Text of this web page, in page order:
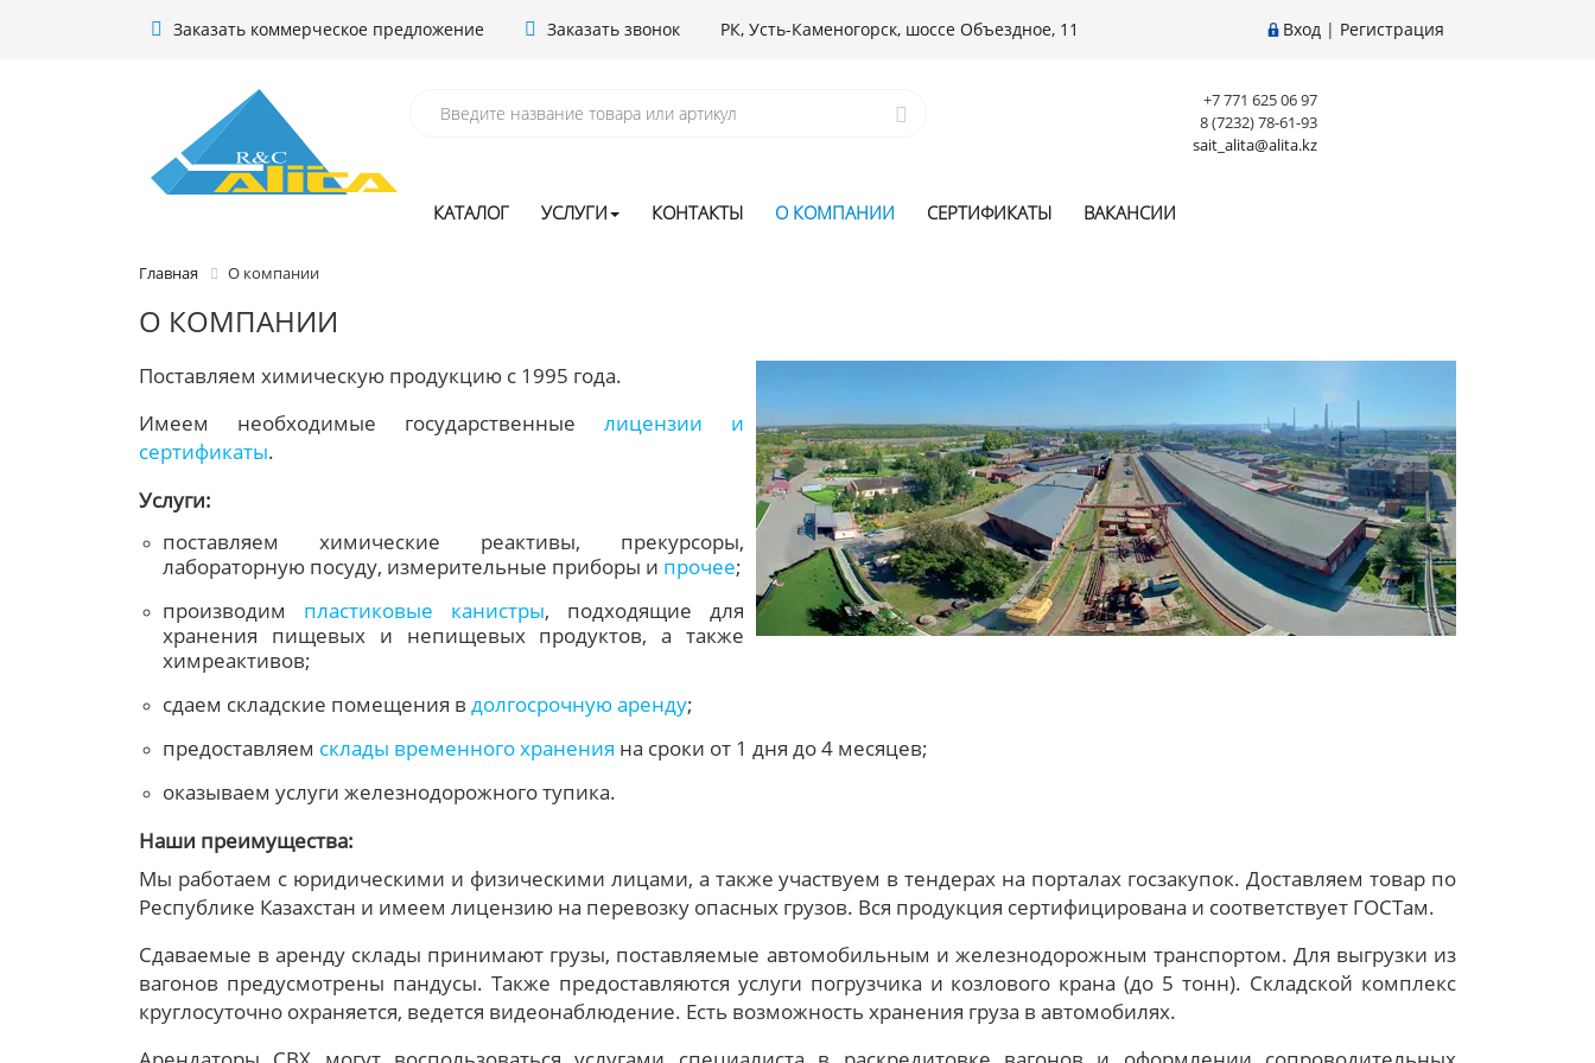
Заказать коммерческое предложение Заказать звонок РК, Усть-Каменогорск, шоссе Объездное, 11 Вход | Регистрация
+7 771 625 06 97
8 (7232) 78-61-93
sait_alita@alita.kz
КАТАЛОГ УСЛУГИ КОНТАКТЫ О КОМПАНИИ СЕРТИФИКАТЫ ВАКАНСИИ
Главная О компании
О КОМПАНИИ
Поставляем химическую продукцию с 1995 года.
Имеем необходимые государственные лицензии и
сертификаты.
Услуги:
поставляем химические реактивы, прекурсоры,
лабораторную посуду, измерительные приборы и прочее;
производим пластиковые канистры, подходящие для
хранения пищевых и непищевых продуктов, а также
химреактивов;
сдаем складские помещения в долгосрочную аренду;
предоставляем склады временного хранения на сроки от 1 дня до 4 месяцев;
оказываем услуги железнодорожного тупика.
Наши преимущества:
Мы работаем с юридическими и физическими лицами, а также участвуем в тендерах на порталах госзакупок. Доставляем товар по
Республике Казахстан и имеем лицензию на перевозку опасных грузов. Вся продукция сертифицирована и соответствует ГОСТам.
Сдаваемые в аренду склады принимают грузы, поставляемые автомобильным и железнодорожным транспортом. Для выгрузки из
вагонов предусмотрены пандусы. Также предоставляются услуги погрузчика и козлового крана (до 5 тонн). Складской комплекс
круглосуточно охраняется, ведется видеонаблюдение. Есть возможность хранения груза в автомобилях.